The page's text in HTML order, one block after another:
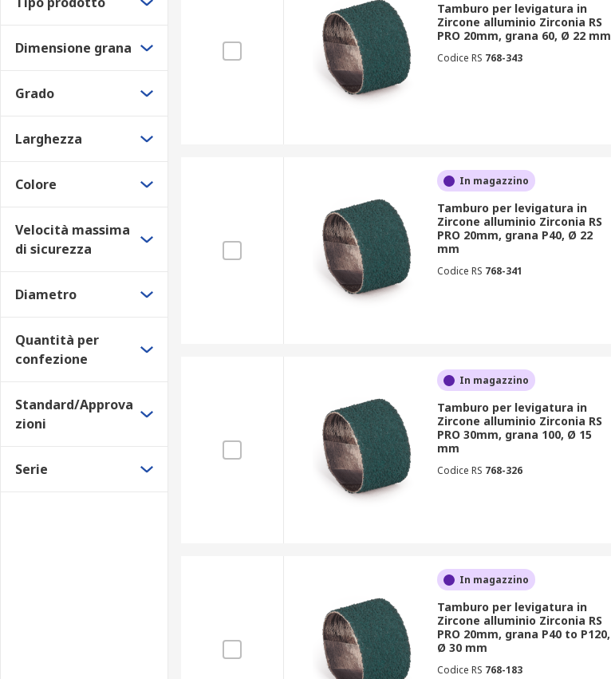
Dimensione grana
Grado
Larghezza
Colore
Velocità massima
di sicurezza
Diametro
Quantità per
confezione
Standard/Approva
zioni
Serie
Tamburo per levigatura in
Zircone alluminio Zirconia RS
PRO 20mm, grana 60, Ø 22 mm
Codice RS 768-343
In magazzino
Tamburo per levigatura in
Zircone alluminio Zirconia RS
PRO 20mm, grana P40, Ø 22
mm
Codice RS 768-341
In magazzino
Tamburo per levigatura in
Zircone alluminio Zirconia RS
PRO 30mm, grana 100, Ø 15
mm
Codice RS 768-326
In magazzino
Tamburo per levigatura in
Zircone alluminio Zirconia RS
PRO 20mm, grana P40 to P120,
Ø 30 mm
Codice RS 768-183